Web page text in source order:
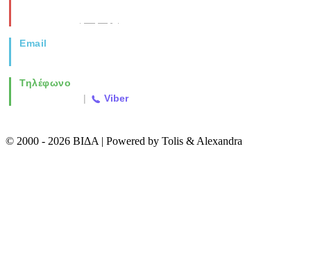
Email
Τηλέφωνο
| Viber
© 2000 - 2026 ΒΙΔΑ | Powered by Tolis & Alexandra